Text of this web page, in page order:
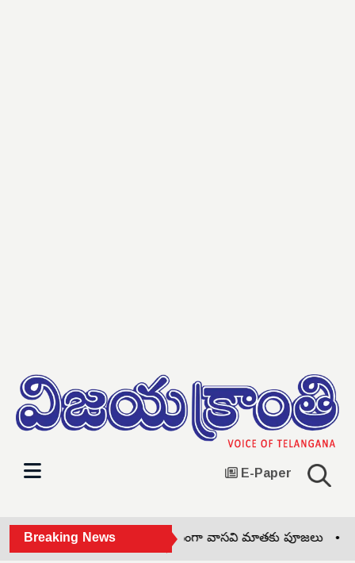
E-Paper
Breaking News
ఆగస్టు 10న జైల్ భరో • ఘనంగా వాసవి మాతకు పూజలు •